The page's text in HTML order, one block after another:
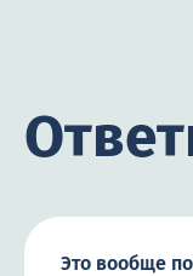
Это вообще